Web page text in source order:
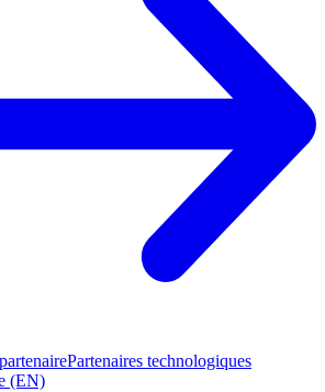
Partenaires technologiques
(EN)